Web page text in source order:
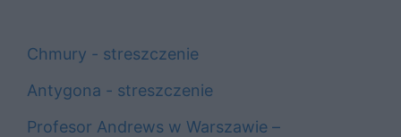
Chmury - streszczenie
Antygona - streszczenie
Profesor Andrews w Warszawie –